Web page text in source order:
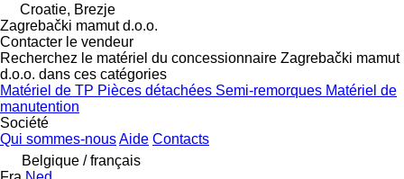
Croatie, Brezje
Zagrebački mamut d.o.o.
Contacter le vendeur
Recherchez le matériel du concessionnaire Zagrebački mamut
d.o.o. dans ces catégories
Matériel de TP Pièces détachées Semi-remorques Matériel de
manutention
Société
Qui sommes-nousAide Contacts
Belgique / français